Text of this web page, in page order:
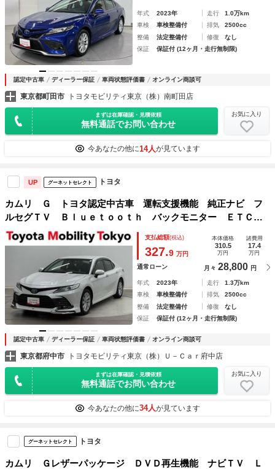
年式 2023年 走行
1.0万km
車検
車検整備付 排気
2500cc
整備
法定整備付 修復
なし
保証
保証付 (12ヶ月・走行無制限)
認定中古車 ディーラー保証 車両状態評価書 オンライン商談可
東京都町田市 トヨタモビリティ東京（株）南町田店
まずは在庫確認・見積依頼
無料通話でお問い合わせ
お気に入り
今あなたの他に14人が見ています
UP グーネットセレクト トヨタ
カムリ Ｇ トヨタ認定中古車 運転支援機能 純正ナビ フ
ルセグＴＶ Ｂｌｕｅｔｏｏｔｈ バックモニター ＥＴＣ
２．０ スマートキー ＬＥＤヘッドランプ ドラレコ付き
ＡＣ１００Ｖ ワンオーナー車
支払総額(税込)
327.9 万円
本体価格
310.5
万円
諸費用
17.4
万円
通常ローン 月々 28,800 円
年式 2023年 走行
1.3万km
車検
車検整備付 排気
2500cc
整備
法定整備付 修復
なし
保証
保証付 (12ヶ月・走行無制限)
認定中古車 ディーラー保証 車両状態評価書 オンライン商談可
東京都府中市 トヨタモビリティ東京（株）Ｕ－Ｃａｒ府中店
まずは在庫確認・見積依頼
無料通話でお問い合わせ
お気に入り
今あなたの他に34人が見ています
グーネットセレクト トヨタ
カムリ Ｇレザーパッケージ ＤＶＤ再生機能 ナビＴＶ Ｌ